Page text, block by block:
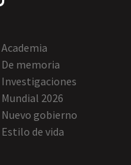
Academia
De memoria
Investigaciones
Mundial 2026
Nuevo gobierno
Estilo de vida